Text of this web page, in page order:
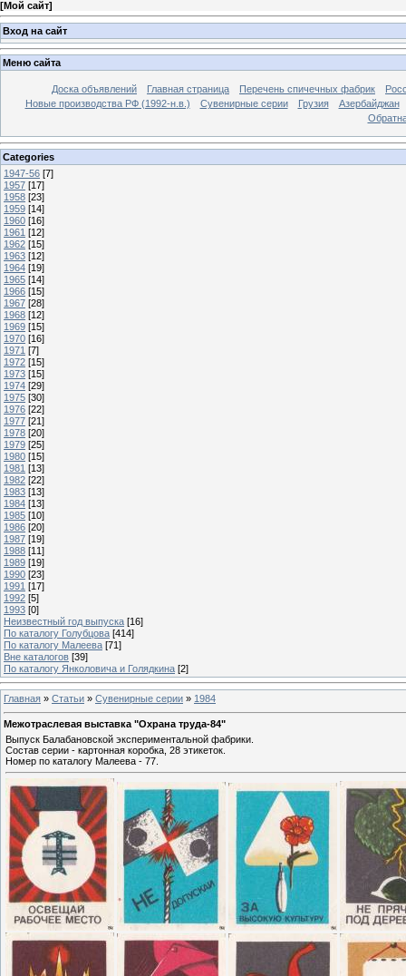
[Мой сайт]
Вход на сайт
Меню сайта
Доска объявлений Главная страница Перечень спичечных фабрик
Новые производства РФ (1992-н.в.)
Сувенирные серии Грузия
Азербайджан
Categories
1947-56 [7]
1957 [17]
1958 [23]
1959 [14]
1960 [16]
1961 [12]
1962 [15]
1963 [12]
1964 [19]
1965 [14]
1966 [15]
1967 [28]
1968 [12]
1969 [15]
1970 [16]
1971 [7]
1972 [15]
1973 [15]
1974 [29]
1975 [30]
1976 [22]
1977 [21]
1978 [20]
1979 [25]
1980 [15]
1981 [13]
1982 [22]
1983 [13]
1984 [13]
1985 [10]
1986 [20]
1987 [19]
1988 [11]
1989 [19]
1990 [23]
1991 [17]
1992 [5]
1993 [0]
Неизвестный год выпуска [16]
По каталогу Голубцова [414]
По каталогу Малеева [71]
Вне каталогов [39]
По каталогу Янколовича и Голядкина [2]
Главная » Статьи » Сувенирные серии » 1984
Межотраслевая выставка "Охрана труда-84"
Выпуск Балабановской экспериментальной фабрики.
Состав серии - картонная коробка, 28 этикеток.
Номер по каталогу Малеева - 77.